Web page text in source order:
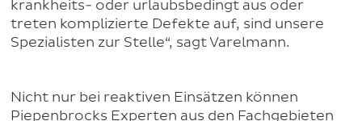
krankheits- oder urlaubsbedingt aus oder
treten komplizierte Defekte auf, sind unsere
Spezialisten zur Stelle“, sagt Varelmann.
Nicht nur bei reaktiven Einsätzen können
Piepenbrocks Experten aus den Fachgebieten